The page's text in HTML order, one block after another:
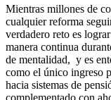
Mientras millones de
cualquier reforma
verdadero reto es
manera continua
de mentalidad, y es
como el único ingreso
hacia sistemas de
complementado con